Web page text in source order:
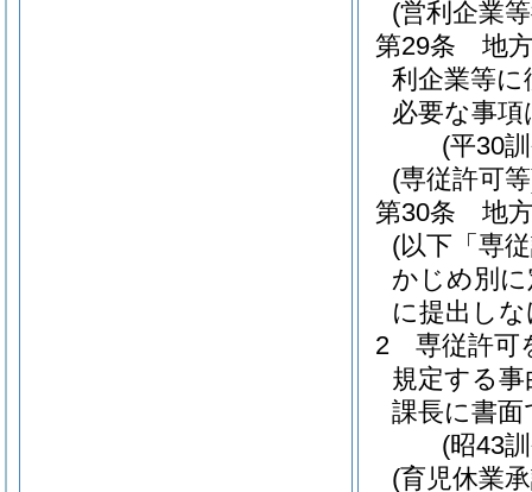
(営利企業
第29条
地
利企業等
必要な事
(平30
(専従許可
第30条
地
(以下「専
かじめ別
に提出し
2
専従許可
規定する
課長に書
(昭43
(育児休業